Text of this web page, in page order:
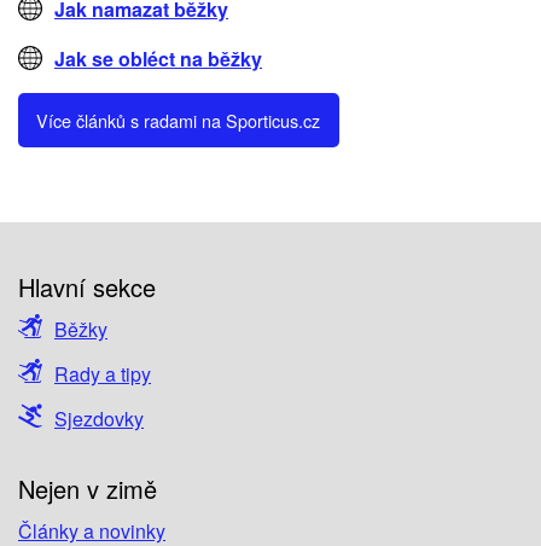
Jak namazat běžky
Jak se obléct na běžky
Více článků s radami na Sporticus.cz
Hlavní sekce
Běžky
Rady a tipy
Sjezdovky
Nejen v zimě
Články a novinky